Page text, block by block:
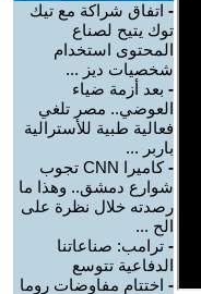
- اتفاق شراكة مع تيك
توك يتيح لصناع
المحتوى استخدام
شخصيات ديز ...
- بعد أزمة ضياء
العوضي.. مصر تلغي
فعالية طبية للأسترالية
باربر ...
-
كاميرا CNN تجوب
شوارع دمشق.. وهذا ما
رصدته خلال نظرة على
الح ...
- ترامب: صناعاتنا
الدفاعية تتوسع
- اختتام مفاوضات روما